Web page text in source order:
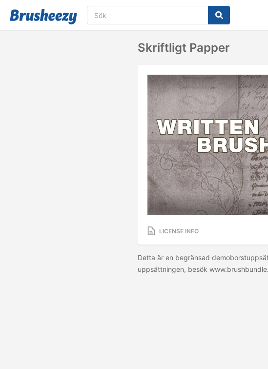
Skriftligt Papper
LICENSE INFO
Detta är en begränsad
uppsättningen, besök